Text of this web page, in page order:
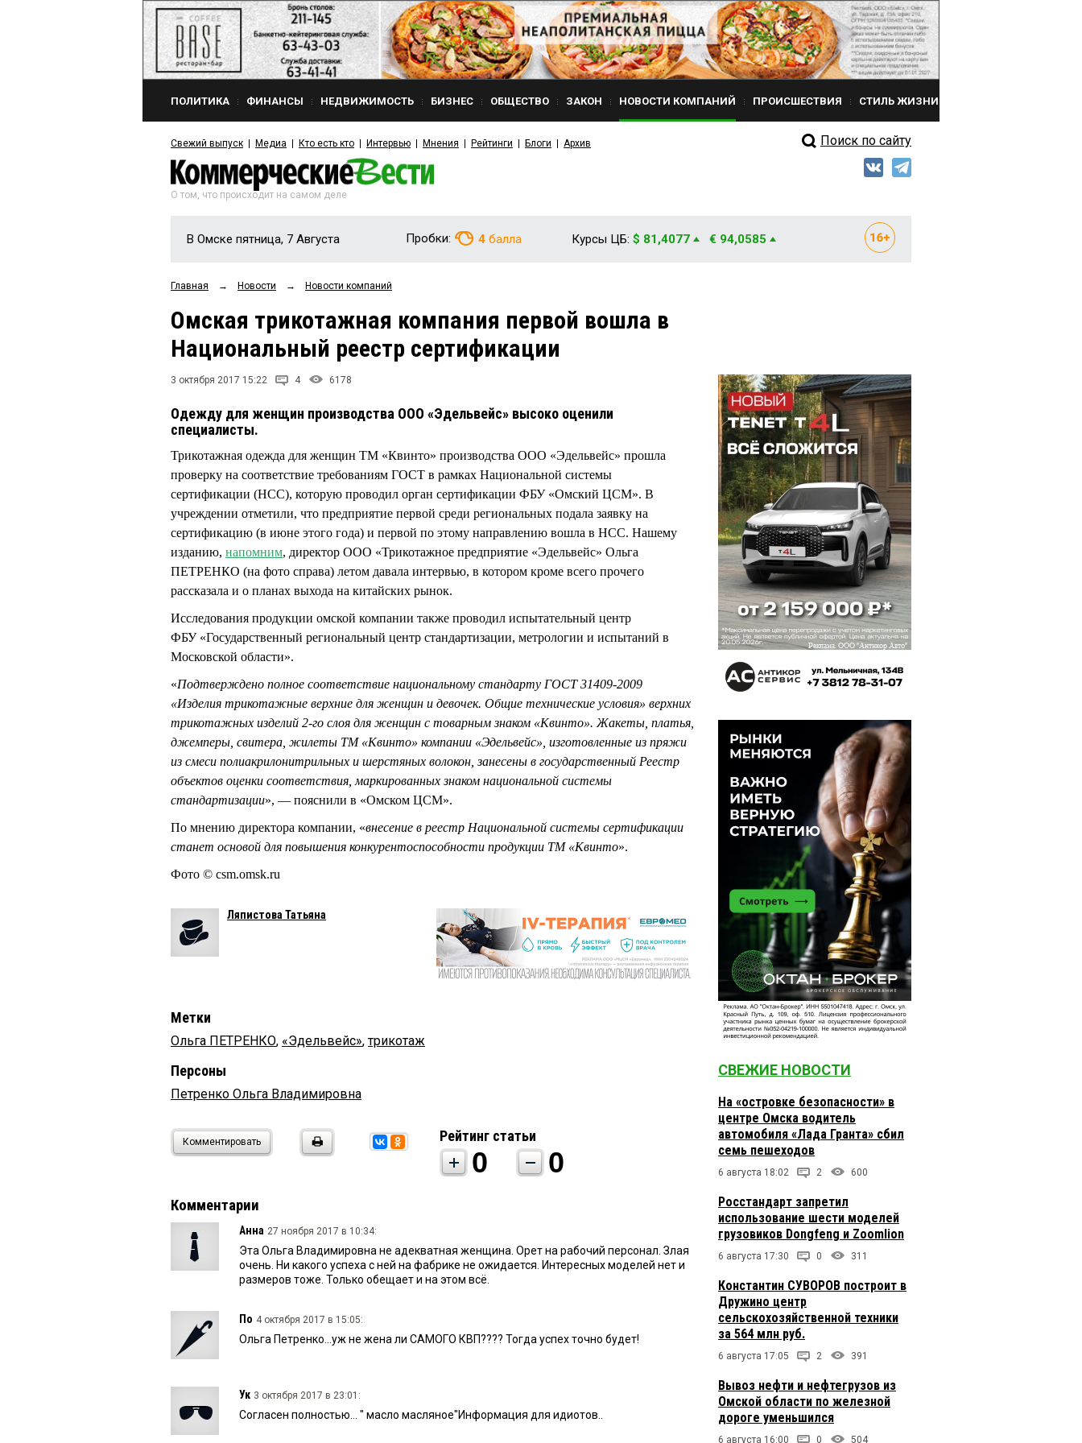
ПОЛИТИКА ФИНАНСЫ НЕДВИЖИМОСТЬ БИЗНЕС ОБЩЕСТВО ЗАКОН НОВОСТИ КОМПАНИЙ ПРОИСШЕСТВИЯ СТИЛЬ ЖИЗНИ
Свежий выпуск Медиа Кто есть кто Интервью Мнения Рейтинги Блоги Архив Поиск по сайту
О том, что происходит на самом деле
В Омске пятница, 7 Августа Пробки: 4 балла Курсы ЦБ: $ 81,4077 € 94,0585
Главная → Новости → Новости компаний
Омская трикотажная компания первой вошла в
Национальный реестр сертификации
3 октября 2017 15:22 4 6178
Одежду для женщин производства ООО «Эдельвейс» высоко оценили
специалисты.
Трикотажная одежда для женщин ТМ «Квинто» производства ООО «Эдельвейс» прошла
проверку на соответствие требованиям ГОСТ в рамках Национальной системы
сертификации (НСС), которую проводил орган сертификации ФБУ «Омский ЦСМ». В
учреждении отметили, что предприятие первой среди региональных подала заявку на
сертификацию (в июне этого года) и первой по этому направлению вошла в НСС. Нашему
изданию, напомним, директор ООО «Трикотажное предприятие «Эдельвейс» Ольга
ПЕТРЕНКО (на фото справа) летом давала интервью, в котором кроме всего прочего
рассказала и о планах выхода на китайских рынок.
Исследования продукции омской компании также проводил испытательный центр
ФБУ «Государственный региональный центр стандартизации, метрологии и испытаний в
Московской области».
«Подтверждено полное соответствие национальному стандарту ГОСТ 31409-2009
«Изделия трикотажные верхние для женщин и девочек. Общие технические условия» верхних
трикотажных изделий 2-го слоя для женщин с товарным знаком «Квинто». Жакеты, платья,
джемперы, свитера, жилеты ТМ «Квинто» компании «Эдельвейс», изготовленные из пряжи
из смеси полиакрилонитрильных и шерстяных волокон, занесены в государственный Реестр
объектов оценки соответствия, маркированных знаком национальной системы
стандартизации», — пояснили в «Омском ЦСМ».
По мнению директора компании, «внесение в реестр Национальной системы сертификации
станет основой для повышения конкурентоспособности продукции ТМ «Квинто».
Фото © csm.omsk.ru
Ляпистова Татьяна
Метки
Ольга ПЕТРЕНКО, «Эдельвейс»,трикотаж
Персоны
Петренко Ольга Владимировна
Комментировать Рейтинг статьи
0 0
Комментарии
Анна 27 ноября 2017 в 10:34:
Эта Ольга Владимировна не адекватная женщина. Орет на рабочий персонал. Злая
очень. Ни какого успеха с ней на фабрике не ожидается. Интересных моделей нет и
размеров тоже. Только обещает и на этом всё.
По 4 октября 2017 в 15:05:
Ольга Петренко...уж не жена ли САМОГО КВП???? Тогда успех точно будет!
Ук 3 октября 2017 в 23:01:
Согласен полностью... " масло масляное"Информация для идиотов..
СВЕЖИЕ НОВОСТИ
На «островке безопасности» в
центре Омска водитель
автомобиля «Лада Гранта» сбил
семь пешеходов
6 августа 18:02 2 600
Росстандарт запретил
использование шести моделей
грузовиков Dongfeng и Zoomlion
6 августа 17:30 0 311
Константин СУВОРОВ построит в
Дружино центр
сельскохозяйственной техники
за 564 млн руб.
6 августа 17:05 2 391
Вывоз нефти и нефтегрузов из
Омской области по железной
дороге уменьшился
6 августа 16:00 0 504